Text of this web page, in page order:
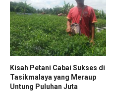
Kisah Petani Cabai Sukses di
Tasikmalaya yang Meraup
Untung Puluhan Juta